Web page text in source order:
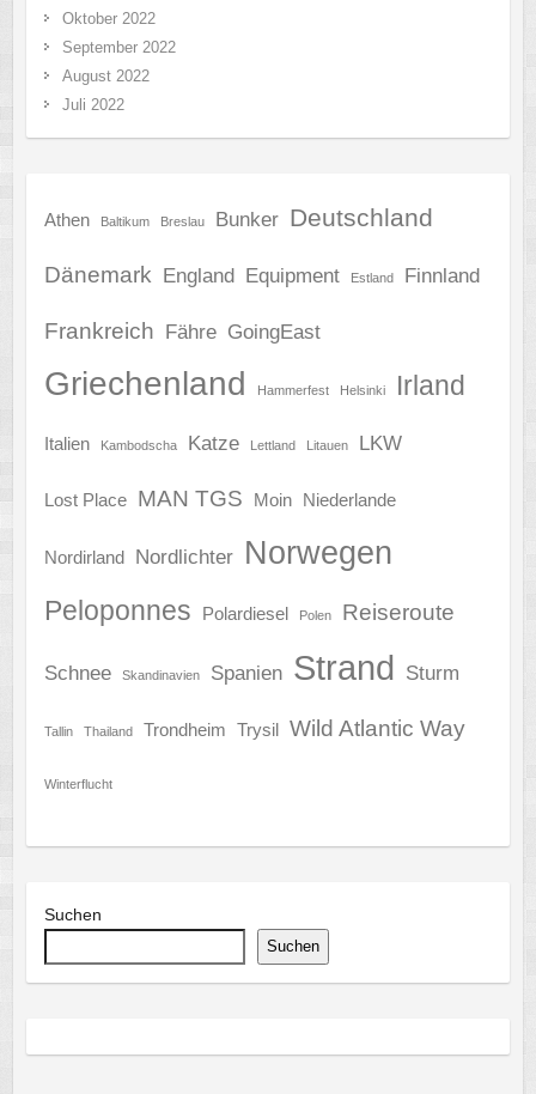
Oktober 2022
September 2022
August 2022
Juli 2022
Athen Baltikum Breslau Bunker Deutschland
Dänemark England Equipment Estland Finnland
Frankreich Fähre GoingEast
Griechenland Hammerfest Helsinki Irland
Italien Kambodscha Katze Lettland Litauen LKW
Lost Place MAN TGS Moin Niederlande
Nordirland Nordlichter Norwegen
Peloponnes Polardiesel Polen Reiseroute
Schnee Skandinavien Spanien Strand Sturm
Tallin Thailand Trondheim Trysil Wild Atlantic Way
Winterflucht
Suchen
Suchen